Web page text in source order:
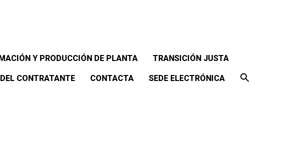
Y PRODUCCIÓN DE PLANTA TRANSICIÓN JUSTA
CONTRATANTE CONTACTA SEDE ELECTRÓNICA